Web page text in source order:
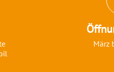
März